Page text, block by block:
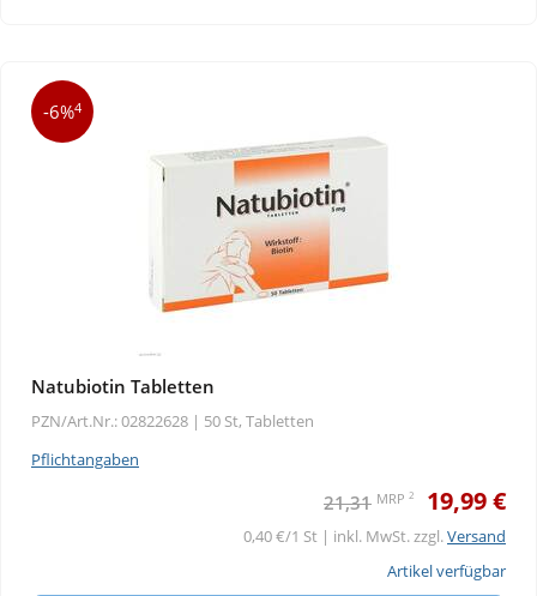
-6%4
Natubiotin Tabletten
PZN/Art.Nr.: 02822628 | 50 St, Tabletten
Pflichtangaben
21,31 MRP 2 19,99 €
0,40 €/1 St | inkl. MwSt. zzgl.Versand
Artikel verfügbar